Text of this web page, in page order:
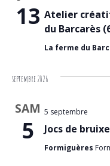
13 Atelier
du Barcarès
La ferme du
septembre 2026
SAM
5 Jocs de
5 septembre
Formiguères